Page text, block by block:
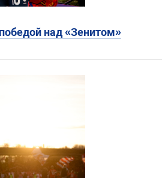
над «Зенитом»